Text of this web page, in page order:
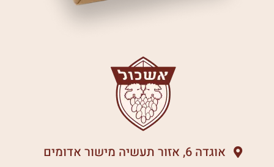
אוגדה 6, אזור תעשיה מישור אדומים